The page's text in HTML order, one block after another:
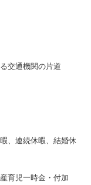
交通機関の片道
、連続休暇、結婚休
育児一時金・付加